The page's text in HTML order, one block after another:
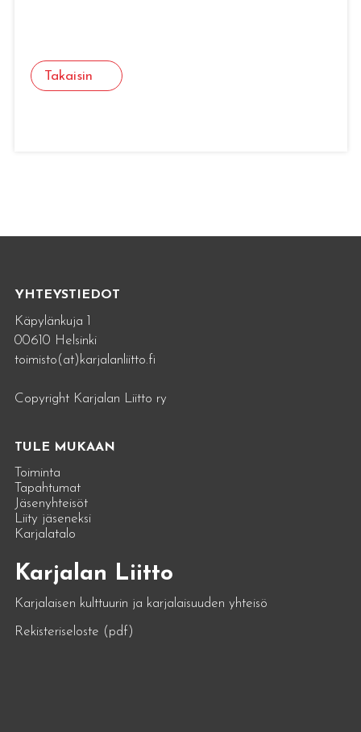
Takaisin
YHTEYSTIEDOT
Käpylänkuja 1
00610 Helsinki
toimisto(at)karjalanliitto.fi
Copyright Karjalan Liitto ry
TULE MUKAAN
Toiminta
Tapahtumat
Jäsenyhteisöt
Liity jäseneksi
Karjalatalo
Karjalan Liitto
Karjalaisen kulttuurin ja karjalaisuuden yhteisö
Rekisteriseloste (pdf)